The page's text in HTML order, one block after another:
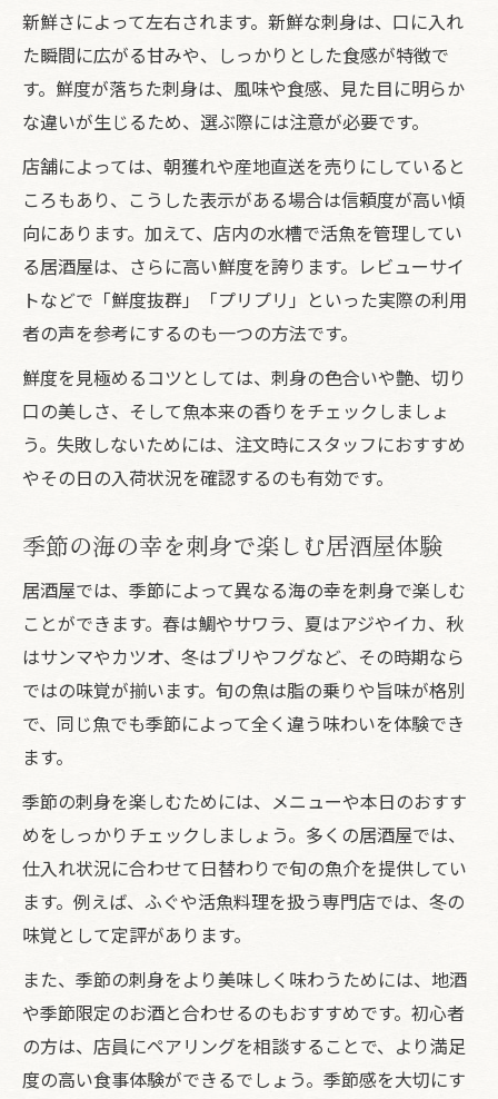
新鮮さによって左右されます。新鮮な刺身は、口に入れ
た瞬間に広がる甘みや、しっかりとした食感が特徴で
す。鮮度が落ちた刺身は、風味や食感、見た目に明らか
な違いが生じるため、選ぶ際には注意が必要です。
店舗によっては、朝獲れや産地直送を売りにしていると
ころもあり、こうした表示がある場合は信頼度が高い傾
向にあります。加えて、店内の水槽で活魚を管理してい
る居酒屋は、さらに高い鮮度を誇ります。レビューサイ
トなどで「鮮度抜群」「プリプリ」といった実際の利用
者の声を参考にするのも一つの方法です。
鮮度を見極めるコツとしては、刺身の色合いや艶、切り
口の美しさ、そして魚本来の香りをチェックしましょ
う。失敗しないためには、注文時にスタッフにおすすめ
やその日の入荷状況を確認するのも有効です。
季節の海の幸を刺身で楽しむ居酒屋体験
居酒屋では、季節によって異なる海の幸を刺身で楽しむ
ことができます。春は鯛やサワラ、夏はアジやイカ、秋
はサンマやカツオ、冬はブリやフグなど、その時期なら
ではの味覚が揃います。旬の魚は脂の乗りや旨味が格別
で、同じ魚でも季節によって全く違う味わいを体験でき
ます。
季節の刺身を楽しむためには、メニューや本日のおすす
めをしっかりチェックしましょう。多くの居酒屋では、
仕入れ状況に合わせて日替わりで旬の魚介を提供してい
ます。例えば、ふぐや活魚料理を扱う専門店では、冬の
味覚として定評があります。
また、季節の刺身をより美味しく味わうためには、地酒
や季節限定のお酒と合わせるのもおすすめです。初心者
の方は、店員にペアリングを相談することで、より満足
度の高い食事体験ができるでしょう。季節感を大切にす